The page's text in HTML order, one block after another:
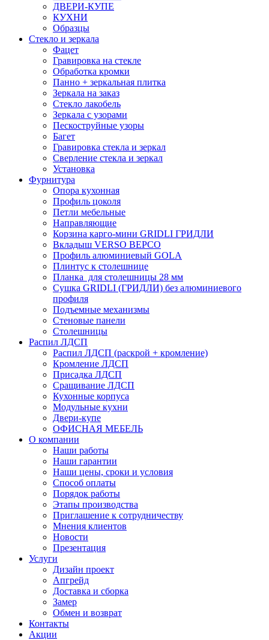
ДВЕРИ-КУПЕ
КУХНИ
Образцы
Стекло и зеркала
Фацет
Гравировка на стекле
Обработка кромки
Панно + зеркальная плитка
Зеркала на заказ
Стекло лакобель
Зеркала с узорами
Пескоструйные узоры
Багет
Гравировка стекла и зеркал
Сверление стекла и зеркал
Установка
Фурнитура
Опора кухонная
Профиль цоколя
Петли мебельные
Направляющие
Корзина карго-мини GRIDLI ГРИДЛИ
Вкладыш VERSO ВЕРСО
Профиль алюминиевый GOLA
Плинтус к столешнице
Планка для столешницы 28 мм
Сушка GRIDLI (ГРИДЛИ) без алюминиевого
профиля
Подъемные механизмы
Стеновые панели
Столешницы
Распил ЛДСП
Распил ЛДСП (раскрой + кромление)
Кромление ЛДСП
Присадка ЛДСП
Сращивание ЛДСП
Кухонные корпуса
Модульные кухни
Двери-купе
ОФИСНАЯ МЕБЕЛЬ
О компании
Наши работы
Наши гарантии
Наши цены, сроки и условия
Способ оплаты
Порядок работы
Этапы производства
Приглашение к сотрудничеству
Мнения клиентов
Новости
Презентация
Услуги
Дизайн проект
Апгрейд
Доставка и сборка
Замер
Обмен и возврат
Контакты
Акции